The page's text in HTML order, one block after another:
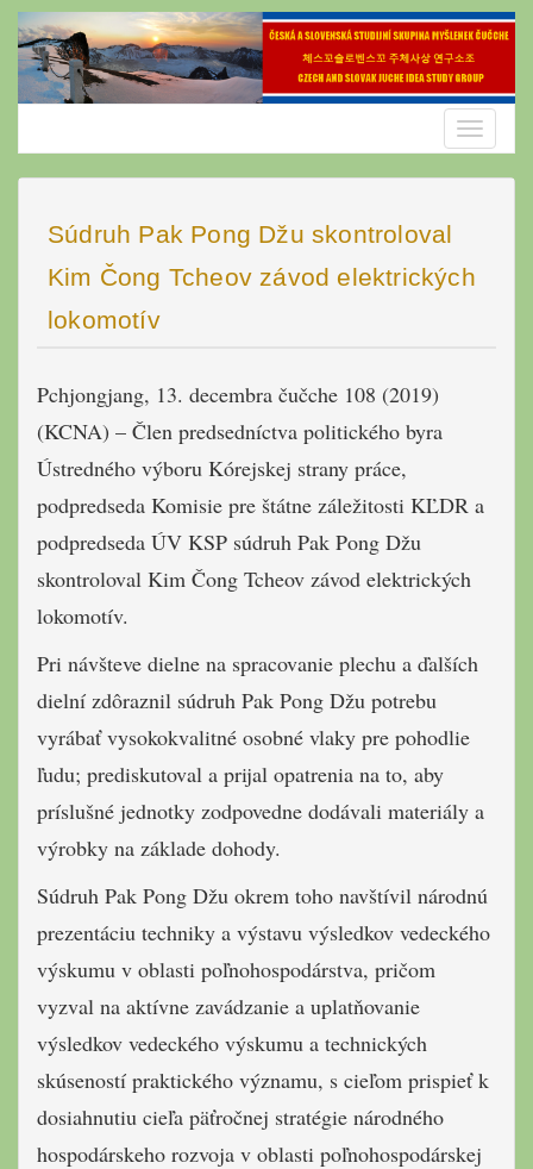
Skip
content
Toggle
Súdruh Pak Pong Džu skontroloval
Kim Čong Tcheov závod elektrických
lokomotív
Pchjongjang, 13. decembra čučche 108 (2019)
(KCNA) – Člen predsedníctva politického byra
Ústredného výboru Kórejskej strany práce,
podpredseda Komisie pre štátne záležitosti KĽDR a
podpredseda ÚV KSP súdruh Pak Pong Džu
skontroloval Kim Čong Tcheov závod elektrických
lokomotív.
Pri návšteve dielne na spracovanie plechu a ďalších
dielní zdôraznil súdruh Pak Pong Džu potrebu
vyrábať vysokokvalitné osobné vlaky pre pohodlie
ľudu; prediskutoval a prijal opatrenia na to, aby
príslušné jednotky zodpovedne dodávali materiály a
výrobky na základe dohody.
Súdruh Pak Pong Džu okrem toho navštívil národnú
prezentáciu techniky a výstavu výsledkov vedeckého
výskumu v oblasti poľnohospodárstva, pričom
vyzval na aktívne zavádzanie a uplatňovanie
výsledkov vedeckého výskumu a technických
skúseností praktického významu, s cieľom prispieť k
dosiahnutiu cieľa päťročnej stratégie národného
hospodárskeho rozvoja v oblasti poľnohospodárskej